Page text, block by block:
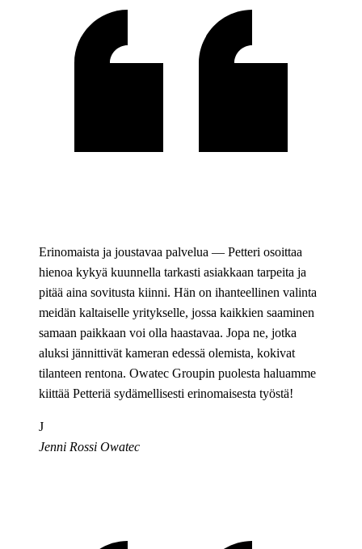
Erinomaista ja joustavaa palvelua — Petteri osoittaa
hienoa kykyä kuunnella tarkasti asiakkaan tarpeita ja
pitää aina sovitusta kiinni. Hän on ihanteellinen valinta
meidän kaltaiselle yritykselle, jossa kaikkien saaminen
samaan paikkaan voi olla haastavaa. Jopa ne, jotka
aluksi jännittivät kameran edessä olemista, kokivat
tilanteen rentona. Owatec Groupin puolesta haluamme
kiittää Petteriä sydämellisesti erinomaisesta työstä!
J
Jenni Rossi Owatec